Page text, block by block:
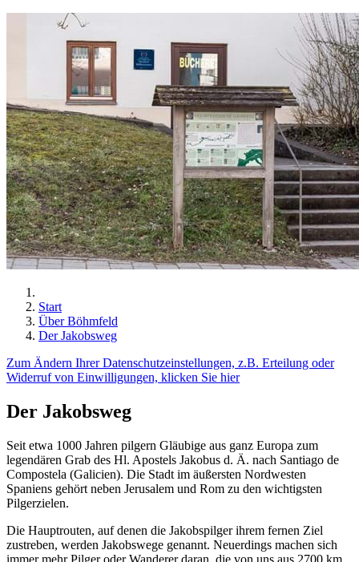
Start
Über Böhmfeld
Der Jakobsweg
Zum Ändern Ihrer Datenschutzeinstellungen, z.B. Erteilung oder
Widerruf von Einwilligungen, klicken Sie hier
Der Jakobsweg
Seit etwa 1000 Jahren pilgern Gläubige aus ganz Europa zum
legendären Grab des Hl. Apostels Jakobus d. Ä. nach Santiago de
Compostela (Galicien). Die Stadt im äußersten Nordwesten
Spaniens gehört neben Jerusalem und Rom zu den wichtigsten
Pilgerzielen.
Die Hauptrouten, auf denen die Jakobspilger ihrem fernen Ziel
zustreben, werden Jakobswege genannt. Neuerdings machen sich
immer mehr Pilger oder Wanderer daran, die von uns aus 2700 km